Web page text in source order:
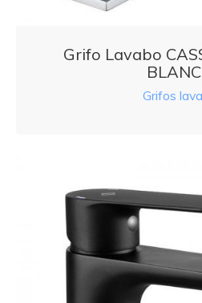
Grifo Lavabo
Grifos